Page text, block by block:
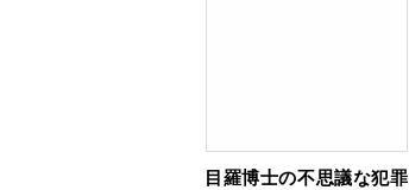
目羅博士の不思議な犯罪